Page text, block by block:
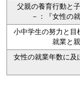
父親の養育行動と
－：『女性の
小中学生の努力と目
就業と
女性の就業年数に及